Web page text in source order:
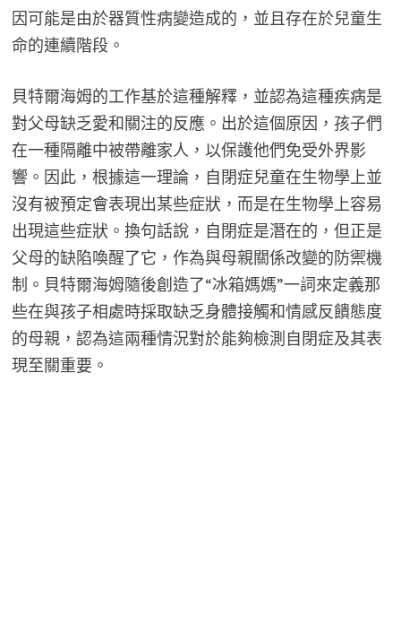
因可能是由於器質性病變造成的，並且存在於兒童生
命的連續階段。
貝特爾海姆的工作基於這種解釋，並認為這種疾病是
對父母缺乏愛和關注的反應。出於這個原因，孩子們
在一種隔離中被帶離家人，以保護他們免受外界影
響。因此，根據這一理論，自閉症兒童在生物學上並
沒有被預定會表現出某些症狀，而是在生物學上容易
出現這些症狀。換句話說，自閉症是潛在的，但正是
父母的缺陷喚醒了它，作為與母親關係改變的防禦機
制。貝特爾海姆隨後創造了“冰箱媽媽”一詞來定義那
些在與孩子相處時採取缺乏身體接觸和情感反饋態度
的母親，認為這兩種情況對於能夠檢測自閉症及其表
現至關重要。